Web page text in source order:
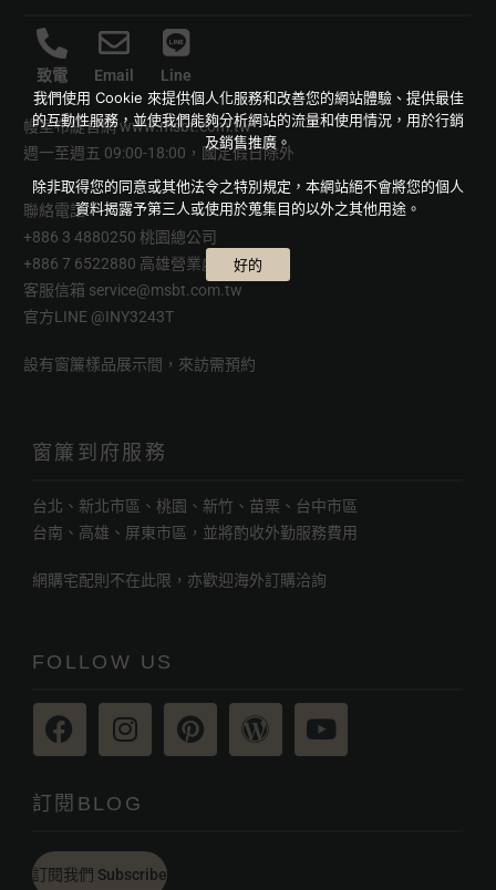
致電 Email Line
幔室布緹官網www.msbt.com.tw
週一至週五 09:00-18:00，國定假日除外
聯絡電話
+886 3 4880250 桃園總公司
+886 7 6522880 高雄營業處
客服信箱 service@msbt.com.tw
官方LINE @INY3243T
設有窗簾樣品展示間，來訪需預約
窗簾到府服務
台北、新北市區、桃園、新竹、苗栗、台中市區
台南、高雄、屏東市區，並將酌收外勤服務費用
網購宅配則不在此限，亦歡迎海外訂購洽詢
FOLLOW US
訂閱BLOG
訂閱我們 Subscribe
我們使用 Cookie 來提供個人化服務和改善您的網站體驗、提供最佳
的互動性服務，並使我們能夠分析網站的流量和使用情況，用於行銷
及銷售推廣。
除非取得您的同意或其他法令之特別規定，本網站絕不會將您的個人
資料揭露予第三人或使用於蒐集目的以外之其他用途。
好的